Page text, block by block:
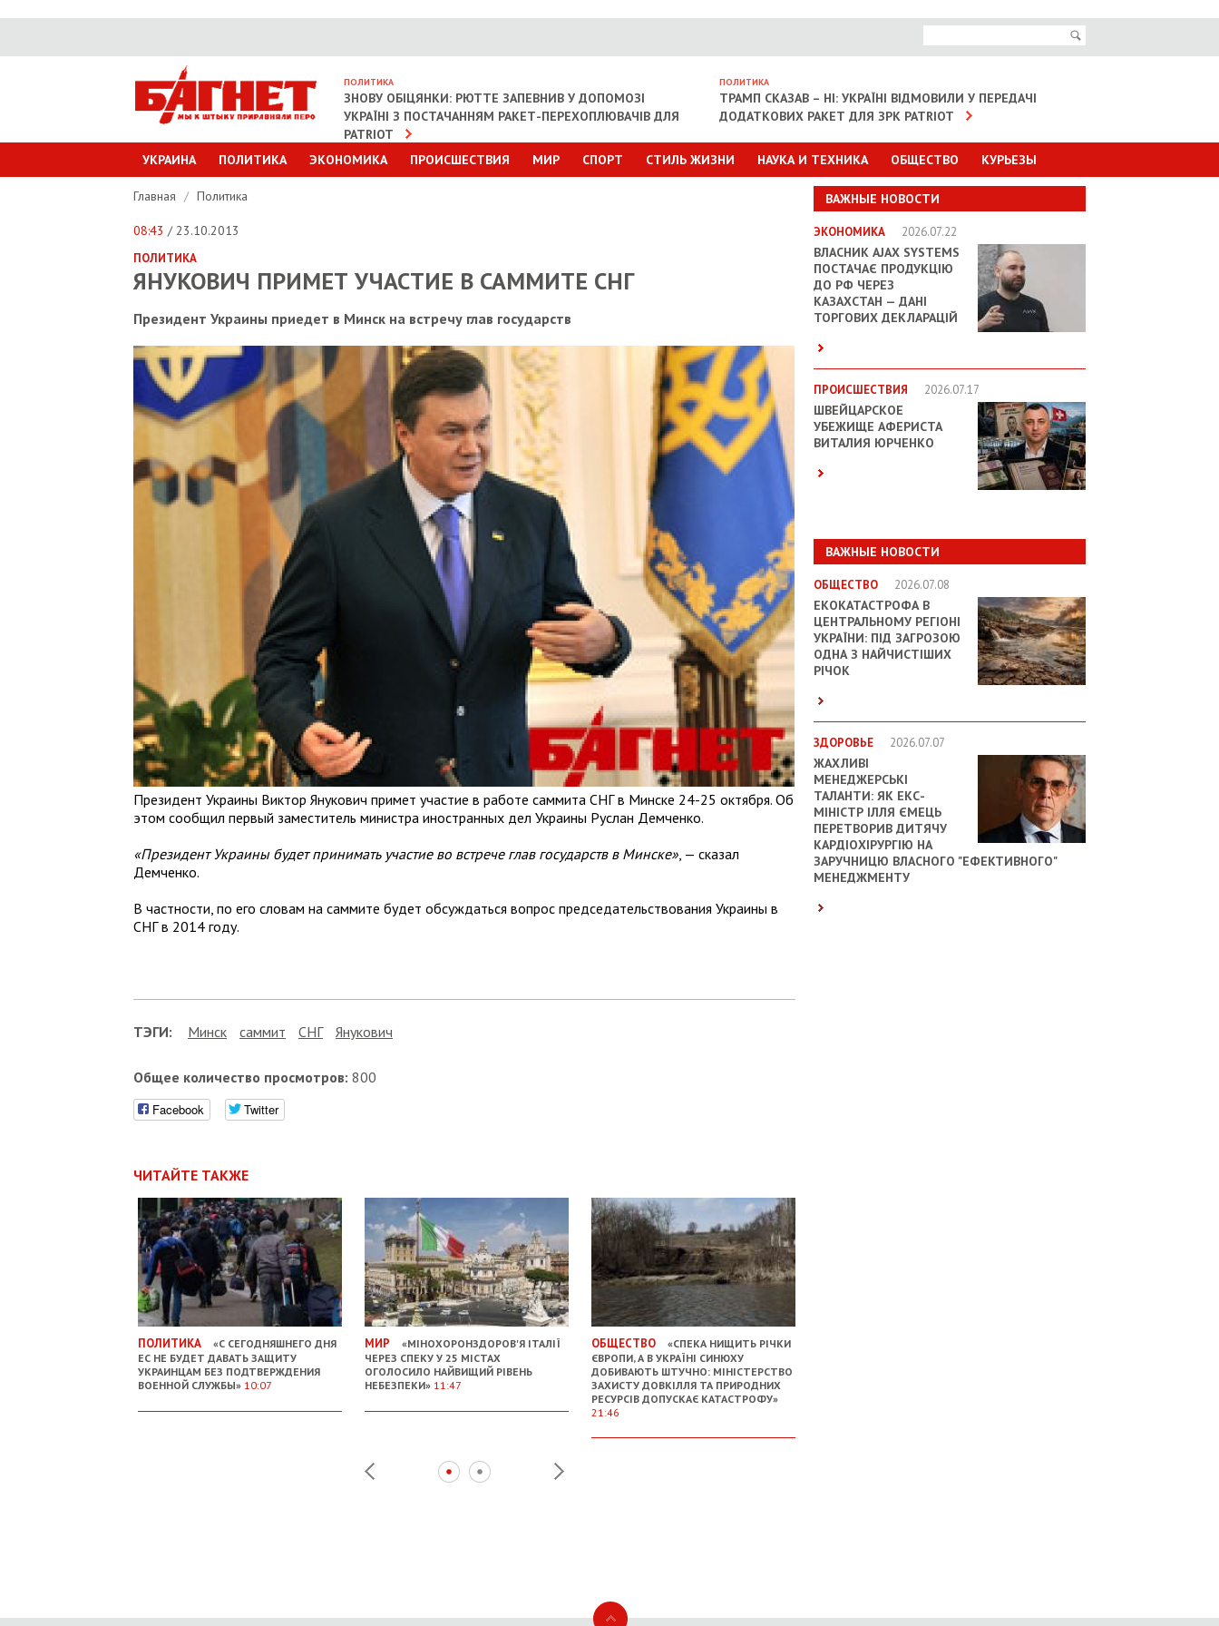
ПОЛИТИКА
ЗНОВУ ОБІЦЯНКИ: РЮТТЕ ЗАПЕВНИВ У ДОПОМОЗІ
УКРАЇНІ З ПОСТАЧАННЯМ РАКЕТ-ПЕРЕХОПЛЮВАЧІВ ДЛЯ
PATRIOT
ПОЛИТИКА
ТРАМП СКАЗАВ – НІ: УКРАЇНІ ВІДМОВИЛИ У ПЕРЕДАЧІ
ДОДАТКОВИХ РАКЕТ ДЛЯ ЗРК PATRIOT
УКРАИНА ПОЛИТИКА ЭКОНОМИКА ПРОИСШЕСТВИЯ МИР СПОРТ СТИЛЬ ЖИЗНИ НАУКА И ТЕХНИКА ОБЩЕСТВО КУРЬЕЗЫ
ВАЖНЫЕ НОВОСТИ
ЭКОНОМИКА 2026.07.22
ВЛАСНИК AJAX SYSTEMS
ПОСТАЧАЄ ПРОДУКЦІЮ
ДО РФ ЧЕРЕЗ
КАЗАХСТАН — ДАНІ
ТОРГОВИХ ДЕКЛАРАЦІЙ
ПРОИСШЕСТВИЯ 2026.07.17
ШВЕЙЦАРСКОЕ
УБЕЖИЩЕ АФЕРИСТА
ВИТАЛИЯ ЮРЧЕНКО
ВАЖНЫЕ НОВОСТИ
ОБЩЕСТВО 2026.07.08
ЕКОКАТАСТРОФА В
ЦЕНТРАЛЬНОМУ РЕГІОНІ
УКРАЇНИ: ПІД ЗАГРОЗОЮ
ОДНА З НАЙЧИСТІШИХ
РІЧОК
ЗДОРОВЬЕ 2026.07.07
ЖАХЛИВІ
МЕНЕДЖЕРСЬКІ
ТАЛАНТИ: ЯК ЕКС-
МІНІСТР ІЛЛЯ ЄМЕЦЬ
ПЕРЕТВОРИВ ДИТЯЧУ
КАРДІОХІРУРГІЮ НА
ЗАРУЧНИЦЮ ВЛАСНОГО "ЕФЕКТИВНОГО"
МЕНЕДЖМЕНТУ
Главная / Политика
08:43 / 23.10.2013
ПОЛИТИКА
ЯНУКОВИЧ ПРИМЕТ УЧАСТИЕ В САММИТЕ СНГ
Президент Украины приедет в Минск на встречу глав государств
Президент Украины Виктор Янукович примет участие в работе саммита СНГ в Минске 24-25 октября. Об
этом сообщил первый заместитель министра иностранных дел Украины Руслан Демченко.
«Президент Украины будет принимать участие во встрече глав государств в Минске», — сказал
Демченко.
В частности, по его словам на саммите будет обсуждаться вопрос председательствования Украины в
СНГ в 2014 году.
ТЭГИ: Минск саммит СНГ Янукович
Общее количество просмотров: 800
Facebook Twitter
ЧИТАЙТЕ ТАКЖЕ
ПОЛИТИКА
«С СЕГОДНЯШНЕГО ДНЯ
ЕС НЕ БУДЕТ ДАВАТЬ ЗАЩИТУ
УКРАИНЦАМ БЕЗ ПОДТВЕРЖДЕНИЯ
ВОЕННОЙ СЛУЖБЫ» 10:07
МИР
«МІНОХОРОНЗДОРОВ'Я ІТАЛІЇ
ЧЕРЕЗ СПЕКУ У 25 МІСТАХ
ОГОЛОСИЛО НАЙВИЩИЙ РІВЕНЬ
НЕБЕЗПЕКИ» 11:47
ОБЩЕСТВО
«СПЕКА НИЩИТЬ РІЧКИ
ЄВРОПИ, А В УКРАЇНІ СИНЮХУ
ДОБИВАЮТЬ ШТУЧНО: МІНІСТЕРСТВО
ЗАХИСТУ ДОВКІЛЛЯ ТА ПРИРОДНИХ
РЕСУРСІВ ДОПУСКАЄ КАТАСТРОФУ»
21:46